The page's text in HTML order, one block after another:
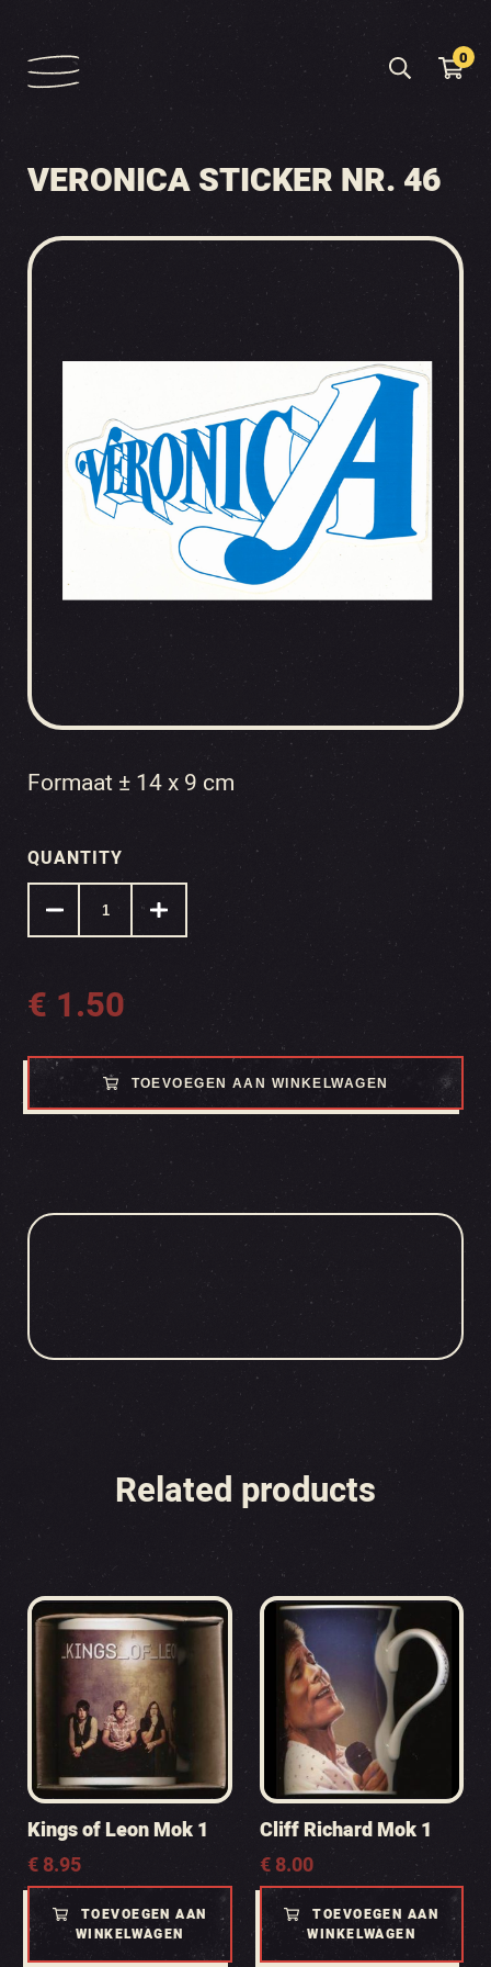
0
VERONICA STICKER NR. 46
Formaat ± 14 x 9 cm
QUANTITY
€ 1.50
TOEVOEGEN AAN WINKELWAGEN
Related products
Kings of Leon Mok 1
€8.95
TOEVOEGEN AAN
WINKELWAGEN
Cliff Richard Mok 1
€8.00
TOEVOEGEN AAN
WINKELWAGEN